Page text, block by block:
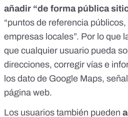
añadir “de forma pública
“puntos de referencia
empresas locales”. Por lo que
que cualquier usuario pueda
direcciones, corregir vías e
los dato de Google Maps,
página web.
Los usuarios también pueden